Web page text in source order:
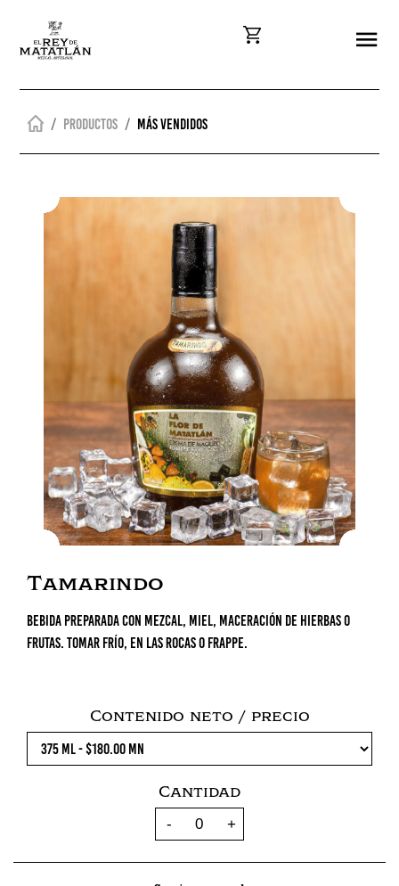
Productos Más vendidos
Tamarindo
Bebida preparada con mezcal, miel, maceración de hierbas o
frutas. Tomar frío, en las rocas o frappe.
Contenido neto / precio
Cantidad